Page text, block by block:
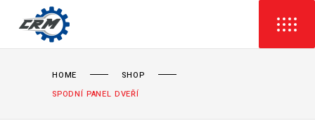
HOME
SHOP
SPODNÍ PANEL DVEŘÍ